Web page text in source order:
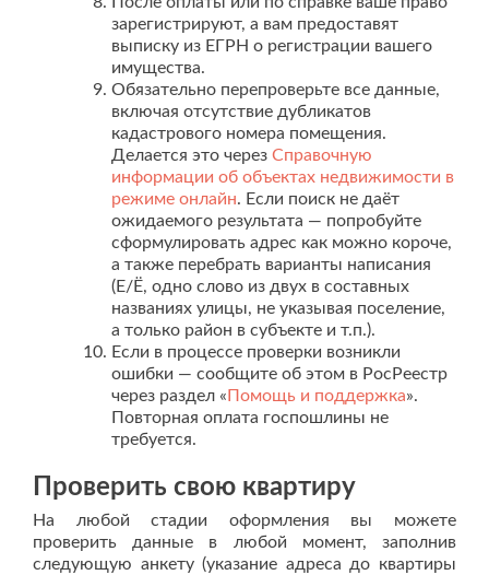
зарегистрируют, а вам предоставят
выписку из ЕГРН о регистрации вашего
имущества.
Обязательно перепроверьте все данные,
включая отсутствие дубликатов
кадастрового номера помещения.
Делается это через Справочную
информации об объектах недвижимости в
режиме онлайн. Если поиск не даёт
ожидаемого результата — попробуйте
сформулировать адрес как можно короче,
а также перебрать варианты написания
(Е/Ё, одно слово из двух в составных
названиях улицы, не указывая поселение,
а только район в субъекте и т.п.).
Если в процессе проверки возникли
ошибки — сообщите об этом в РосРеестр
через раздел « Помощь и поддержка».
Повторная оплата госпошлины не
требуется.
Проверить свою квартиру
На любой стадии оформления вы можете
проверить данные в любой момент, заполнив
следующую анкету (указание адреса до квартиры